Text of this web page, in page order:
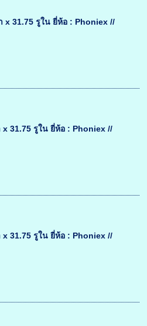
x 31.75 รูใน ยี่ห้อ : Phoniex //
x 31.75 รูใน ยี่ห้อ : Phoniex //
x 31.75 รูใน ยี่ห้อ : Phoniex //